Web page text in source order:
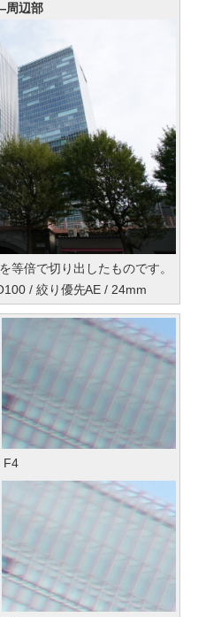
周辺部
等倍で切り出したものです。
/ 絞り優先AE / 24mm
F4